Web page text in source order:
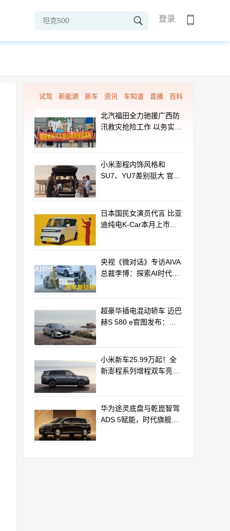
登录
试驾 新能源 新车 资讯 车知道 直播 百科
北汽福田全力驰援广西防
汛救灾抢险工作 以务实行
小米澎程内饰风格和
SU7、YU7差别挺大 官方
日本国民女演员代言 比亚
迪纯电K-Car本月上市：
央视《微对话》专访AIVA
总裁李博：探索AI时代汽
超豪华插电混动轿车 迈巴
赫S 580 e官图发布：老
小米新车25.99万起！全
新澎程系列增程双车亮相
华为途灵底盘与乾崑智驾
ADS 5赋能，时代旗舰